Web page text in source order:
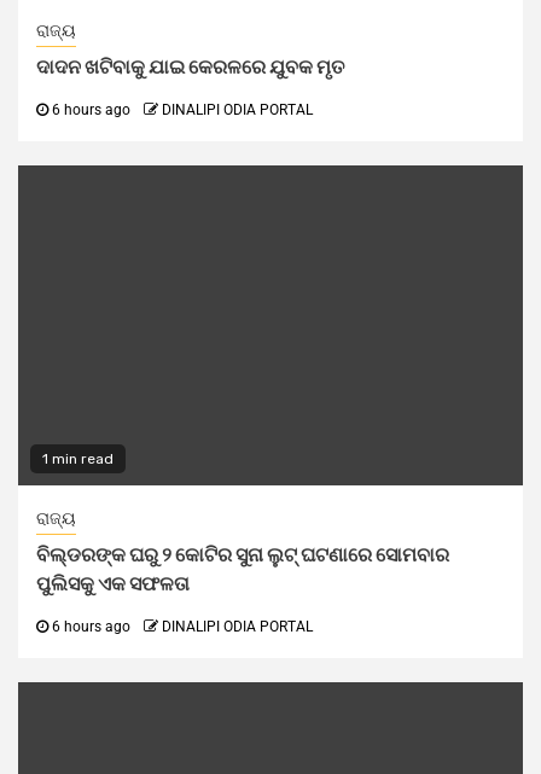
ରାଜ୍ୟ
ଦାଦନ ଖଟିବାକୁ ଯାଇ କେରଳରେ ଯୁବକ ମୃତ
6 hours ago DINALIPI ODIA PORTAL
1 min read
ରାଜ୍ୟ
ବିଲ୍‌ଡରଙ୍କ ଘରୁ ୨ କୋଟିର ସୁନା ଲୁଟ୍ ଘଟଣାରେ ସୋମବାର
ପୁଲିସକୁ ଏକ ସଫଳତା
6 hours ago DINALIPI ODIA PORTAL